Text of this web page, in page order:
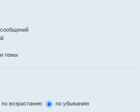
сообщений
темы
по возрастанию
по убыванию